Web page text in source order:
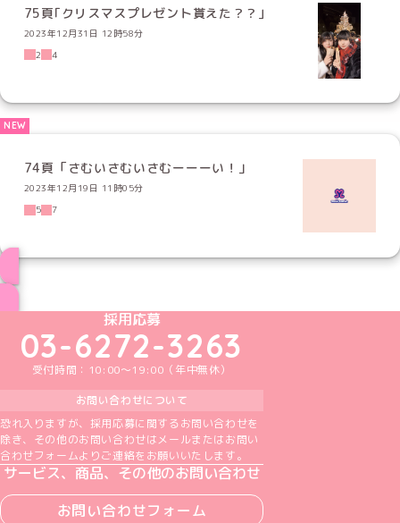
75頁｢クリスマスプレゼント貰えた？？｣
2023年12月31日 12時58分
2
4
74頁「さむいさむいさむーーーい！」
2023年12月19日 11時05分
5
7
めいどりーみんTikTok公式アカウント
めいどりーみんX公式アカウント
めいどりーみんInstagram公式アカウント
めいどりーみんFacebook公式アカウン
めいどりーみんYouTube公式アカ
採用応募
03-6272-3263
受付時間：10:00～19:00（年中無休）
お問い合わせについて
恐れ入りますが、採用応募に関するお問い合わせを
除き、その他のお問い合わせはメールまたはお問い
合わせフォームよりご連絡をお願いいたします。
サービス、商品、その他のお問い合わせ
お問い合わせフォーム